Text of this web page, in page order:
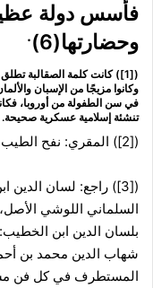
فأسس دولة
وحضارتها(6)
.
([1]) كانت كلمة الصقالبة
وكانوا مزيجًا من الإسبان
في سن الطفولة من أوروبا،
تنشئة إسلامية عسكرية صحيحة.
([2]) المقري: نفح الطيب من غصن الأندلس الرطيب (3/37).
([3]) راجع: لسان
السلماني اللوشي الأصل،
بلسان الدين ابن
شهاب الدين محمد بن
المستطرف في كل فن